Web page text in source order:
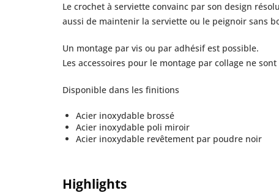
Le crochet à serviette convainc par son design
aussi de maintenir la serviette ou le peignoir sans
Un montage par vis ou par adhésif est possible.
Les accessoires pour le montage par collage ne
Disponible dans les finitions
Acier inoxydable brossé
Acier inoxydable poli miroir
Acier inoxydable revêtement par poudre noir
Highlights